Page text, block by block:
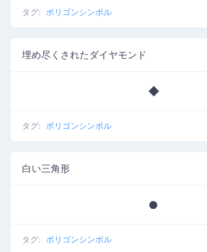
タグ: ポリゴンシンボル
埋め尽くされたダイヤモンド
◆
タグ: ポリゴンシンボル
白い三角形
⯃
タグ: ポリゴンシンボル